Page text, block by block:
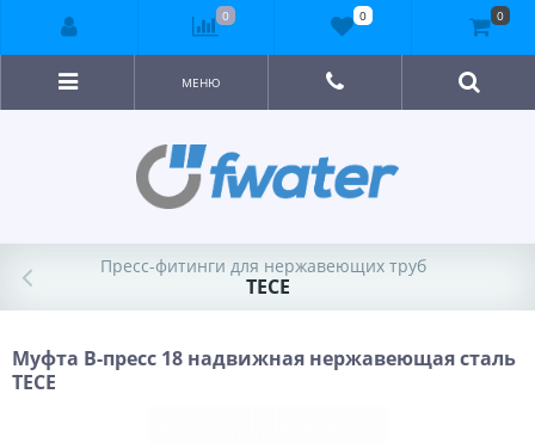
МЕНЮ
Пресс-фитинги для нержавеющих труб
TECE
Муфта В-пресс 18 надвижная нержавеющая сталь
TECE
0 0 0